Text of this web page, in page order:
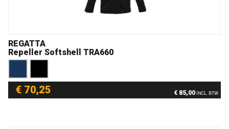
REGATTA
Repeller Softshell TRA660
€ 70,25 € 85,00 INCL. BTW